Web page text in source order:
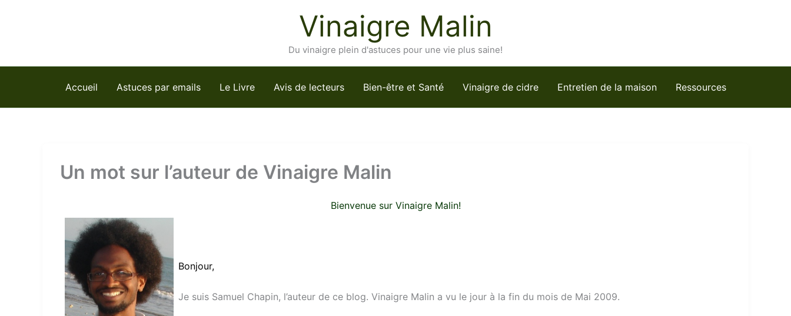
Vinaigre Malin
Du vinaigre plein d'astuces pour une vie plus saine!
Accueil Astuces par emails Le Livre Avis de lecteurs Bien-être et Santé Vinaigre de cidre Entretien de la maison Ressources
Un mot sur l’auteur de Vinaigre Malin
Bienvenue sur Vinaigre Malin!
Bonjour,
Je suis Samuel Chapin, l’auteur de ce blog. Vinaigre Malin a vu le jour à la fin du mois de Mai 2009.